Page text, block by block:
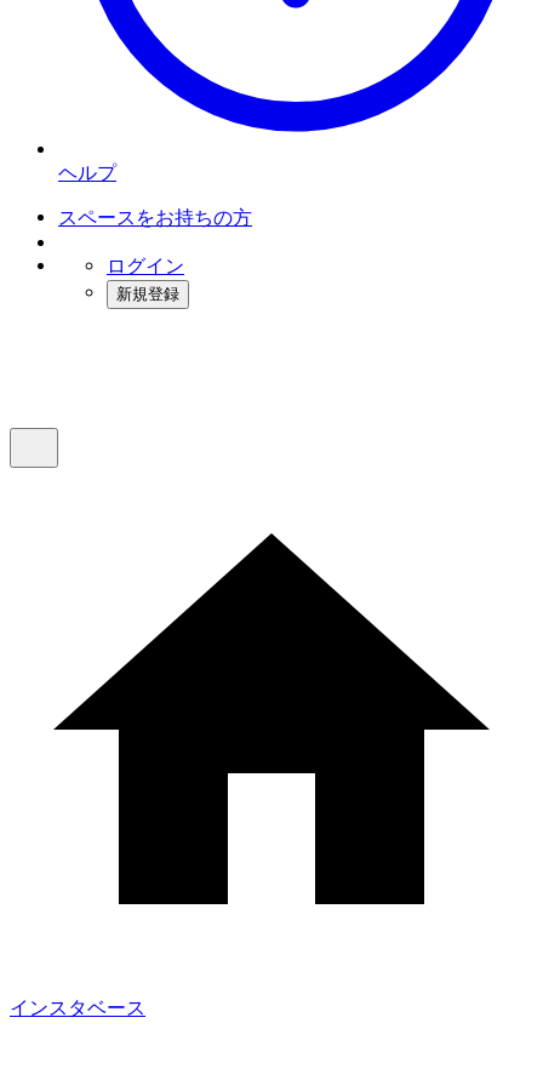
ヘルプ
スペースをお持ちの方
ログイン
新規登録
インスタベース